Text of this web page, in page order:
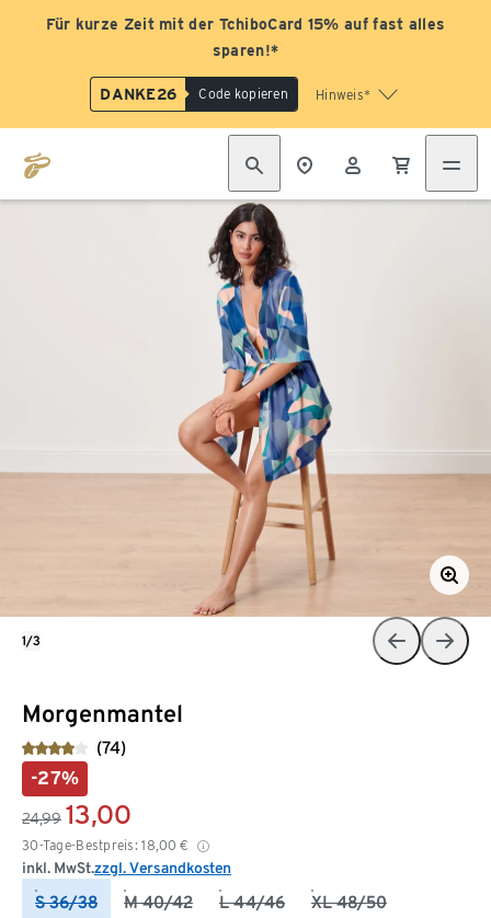
Für kurze Zeit mit der TchiboCard 15% auf fast alles
sparen!*
DANKE26 Code kopieren Hinweis*
Morgenmantel
(74)
-27%
24,99 13,00
30-Tage-Bestpreis: 18,00 €
inkl. MwSt.zzgl. Versandkosten
S 36/38 M 40/42 L 44/46 XL 48/50
1/3